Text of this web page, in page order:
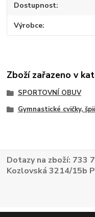
Dostupnost
Výrobce
Zboží zařazeno v
SPORTOVNÍ OBUV
Gymnastické cvičky,
Dotazy na zboží: 733
Kozlovská 3214/15b